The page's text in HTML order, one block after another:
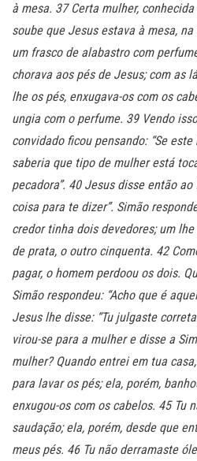
à mesa. 37 Certa mulher,
soube que Jesus estava à mesa,
um frasco de alabastro com
chorava aos pés de Jesus; com as
lhe os pés, enxugava-os com os
ungia com o perfume. 39 Vendo
convidado ficou pensando: “Se
saberia que tipo de mulher está
pecadora”. 40 Jesus disse então
coisa para te dizer”. Simão
credor tinha dois devedores; um
de prata, o outro cinquenta. 42
pagar, o homem perdoou os dois.
Simão respondeu: “Acho que é
Jesus lhe disse: “Tu julgaste
virou-se para a mulher e disse a
mulher? Quando entrei em tua
para lavar os pés; ela, porém,
enxugou-os com os cabelos. 45 Tu
saudação; ela, porém, desde que
meus pés. 46 Tu não derramaste